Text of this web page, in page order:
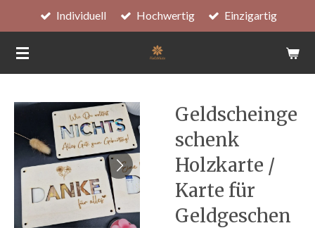
Hauptinhalt
springen
Individuell Hochwertig Einzigartig
Geldscheinge
schenk
Holzkarte /
Karte für
Geldgeschen